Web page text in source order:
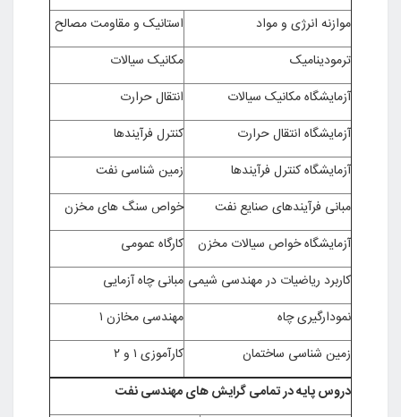
موازنه انرژی و مواد
استانیک و مقاومت مصالح
ترمودینامیک
مکانیک سیالات
آزمایشگاه مکانیک سیالات
انتقال حرارت
آزمایشگاه انتقال حرارت
کنترل فرآیندها
آزمایشگاه کنترل فرآیندها
زمین شناسی نفت
مبانی فرآیندهای صنایع نفت
خواص سنگ های مخزن
آزمایشگاه خواص سیالات مخزن
کارگاه عمومی
کاربرد ریاضیات در مهندسی شیمی مبانی چاه آزمایی
نمودارگیری چاه
مهندسی مخازن ۱
زمین شناسی ساختمان
کارآموزی ۱ و ۲
دروس پایه در تمامی گرایش های مهندسی نفت